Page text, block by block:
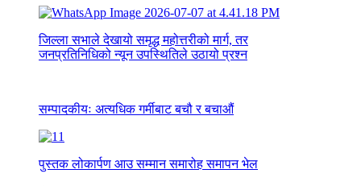
जिल्ला सभाले देखायो समृद्ध महोत्तरीको मार्ग, तर
जनप्रतिनिधिको न्यून उपस्थितिले उठायो प्रश्न
सम्पादकीयः अत्यधिक गर्मीबाट बचौ र बचाऔं
पुस्तक लोकार्पण आउ सम्मान समारोह समापन भेल